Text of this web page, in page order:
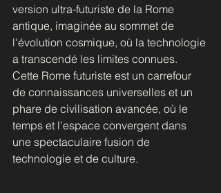
version ultra-futuriste de la Rome
antique, imaginée au sommet de
l'évolution cosmique, où la technologie
a transcendé les limites connues.
Cette Rome futuriste est un carrefour
de connaissances universelles et un
phare de civilisation avancée, où le
temps et l'espace convergent dans
une spectaculaire fusion de
technologie et de culture.